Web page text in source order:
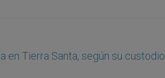
en Tierra Santa, según su custodio